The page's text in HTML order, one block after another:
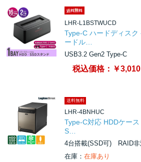
LHR-L1BSTWUCD
Type-C ハードディス
ードル…
USB3.2 Gen2 Type-C
税込価格： ￥3,010
送料無料
LHR-4BNHUC
Type-C対応 HDDケー
S…
4台搭載(SSD可) RAID非
在庫： 在庫あり